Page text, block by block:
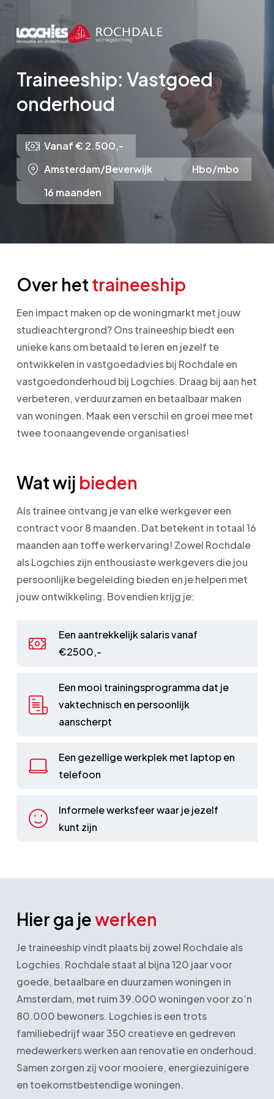
main
content
Traineeship: Vastgoed
onderhoud
Vanaf € 2.500,-
Amsterdam/Beverwijk
Hbo/mbo
16 maanden
Over het traineeship
Een impact maken op de woningmarkt met jouw
studieachtergrond? Ons traineeship biedt een
unieke kans om betaald te leren en jezelf te
ontwikkelen in vastgoedadvies bij Rochdale en
vastgoedonderhoud bij Logchies. Draag bij aan het
verbeteren, verduurzamen en betaalbaar maken
van woningen. Maak een verschil en groei mee met
twee toonaangevende organisaties!
Wat wij bieden
Als trainee ontvang je van elke werkgever een
contract voor 8 maanden. Dat betekent in totaal 16
maanden aan toffe werkervaring! Zowel Rochdale
als Logchies zijn enthousiaste werkgevers die jou
persoonlijke begeleiding bieden en je helpen met
jouw ontwikkeling. Bovendien krijg je:
Een aantrekkelijk salaris vanaf
€2500,-
Een mooi trainingsprogramma dat je
vaktechnisch en persoonlijk
aanscherpt
Een gezellige werkplek met laptop en
telefoon
Informele werksfeer waar je jezelf
kunt zijn
Hier ga jewerken
Je traineeship vindt plaats bij zowel Rochdale als
Logchies. Rochdale staat al bijna 120 jaar voor
goede, betaalbare en duurzamen woningen in
Amsterdam, met ruim 39.000 woningen voor zo’n
80.000 bewoners. Logchies is een trots
familiebedrijf waar 350 creatieve en gedreven
medewerkers werken aan renovatie en onderhoud.
Samen zorgen zij voor mooiere, energiezuinigere
en toekomstbestendige woningen.